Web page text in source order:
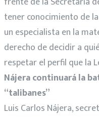
tener conocimiento de
un especialista en la
derecho de decidir a
respetar el perfil que la
Nájera continuará la
“talibanes”
Luis Carlos Nájera,